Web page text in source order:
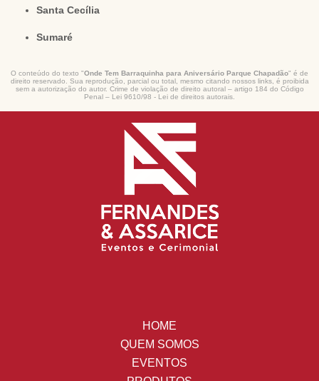
Santa Cecília
Sumaré
O conteúdo do texto "Onde Tem Barraquinha para Aniversário Parque Chapadão" é de
direito reservado. Sua reprodução, parcial ou total, mesmo citando nossos links, é proibida
sem a autorização do autor. Crime de violação de direito autoral – artigo 184 do Código
Penal – Lei 9610/98 - Lei de direitos autorais
HOME
QUEM SOMOS
EVENTOS